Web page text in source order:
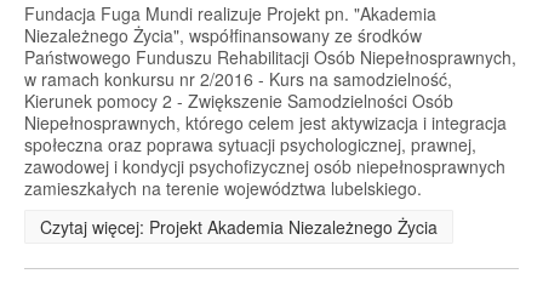
Fundacja Fuga Mundi realizuje Projekt pn. "Akademia
Niezależnego Życia", współfinansowany ze środków
Państwowego Funduszu Rehabilitacji Osób Niepełnosprawnych,
w ramach konkursu nr 2/2016 - Kurs na samodzielność,
Kierunek pomocy 2 - Zwiększenie Samodzielności Osób
Niepełnosprawnych, którego celem jest aktywizacja i integracja
społeczna oraz poprawa sytuacji psychologicznej, prawnej,
zawodowej i kondycji psychofizycznej osób niepełnosprawnych
zamieszkałych na terenie województwa lubelskiego.
Czytaj więcej: Projekt Akademia Niezależnego Życia